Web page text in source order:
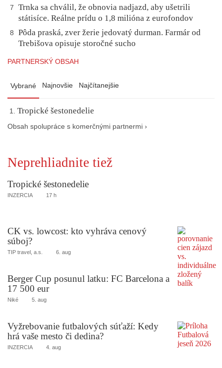
7
Trnka sa chválil, že obnovia nadjazd, aby ušetrili
státisíce. Reálne prídu o 1,8 milióna z eurofondov
8
Pôda praská, zver žerie jedovatý durman. Farmár od
Trebišova opisuje storočné sucho
PARTNERSKÝ OBSAH
Vybrané Najnovšie Najčítanejšie
Tropické šestonedelie
Obsah spolupráce s komerčnými partnermi ›
Neprehliadnite tiež
Tropické šestonedelie
INZERCIA 17 h
CK vs. lowcost: kto vyhráva cenový
súboj?
TIP travel, a.s. 6. aug
Berger Cup posunul latku: FC Barcelona a
17 500 eur
Niké 5. aug
Vyžrebovanie futbalových súťaží: Kedy
hrá vaše mesto či dedina?
INZERCIA 4. aug